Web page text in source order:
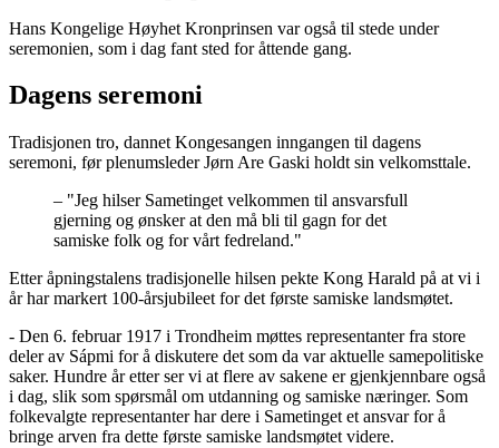
Hans Kongelige Høyhet Kronprinsen var også til stede under
seremonien, som i dag fant sted for åttende gang.
Dagens seremoni
Tradisjonen tro, dannet Kongesangen inngangen til dagens
seremoni, før plenumsleder Jørn Are Gaski holdt sin velkomsttale.
– "Jeg hilser Sametinget velkommen til ansvarsfull
gjerning og ønsker at den må bli til gagn for det
samiske folk og for vårt fedreland."
Etter åpningstalens tradisjonelle hilsen pekte Kong Harald på at vi i
år har markert 100-årsjubileet for det første samiske landsmøtet.
- Den 6. februar 1917 i Trondheim møttes representanter fra store
deler av Sápmi for å diskutere det som da var aktuelle samepolitiske
saker. Hundre år etter ser vi at flere av sakene er gjenkjennbare også
i dag, slik som spørsmål om utdanning og samiske næringer. Som
folkevalgte representanter har dere i Sametinget et ansvar for å
bringe arven fra dette første samiske landsmøtet videre.